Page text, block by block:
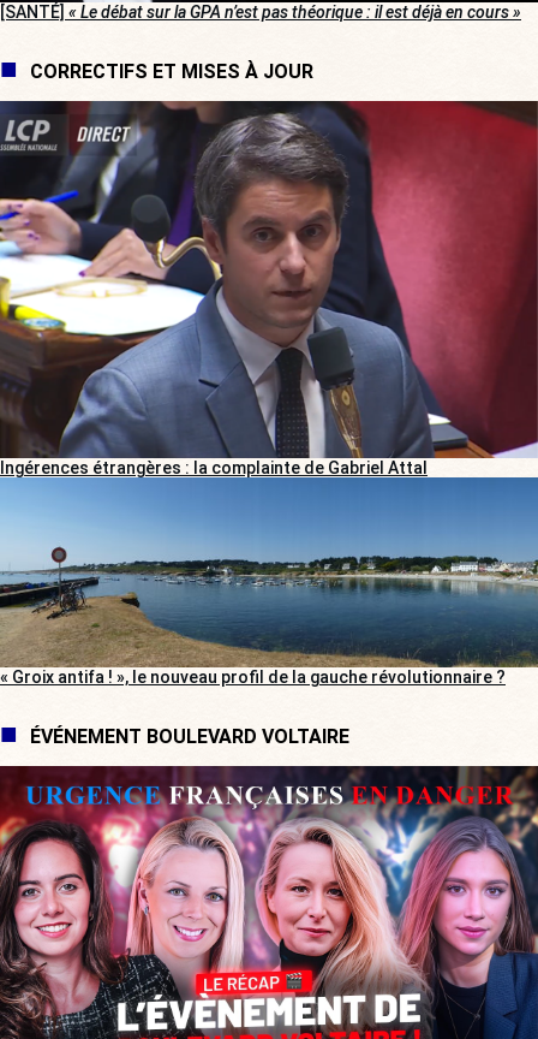
[SANTÉ] « Le débat sur la GPA n’est pas théorique : il est déjà en cours »
CORRECTIFS ET MISES À JOUR
Ingérences étrangères : la complainte de Gabriel Attal
« Groix antifa ! », le nouveau profil de la gauche révolutionnaire ?
ÉVÉNEMENT BOULEVARD VOLTAIRE